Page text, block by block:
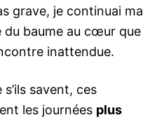
grave, je continuai ma
du baume au cœur que
inattendue.
savent, ces
les journées plus